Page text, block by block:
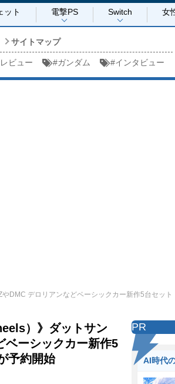
ット 電撃PS Switch 女
サイトマップ
レビュー #ガンダム #インタビュー
DMC デロリアンなどベーシックカー新作5台セッ
）》ダットサン
ベーシックカー新作5
予約開始
PR
AI時代